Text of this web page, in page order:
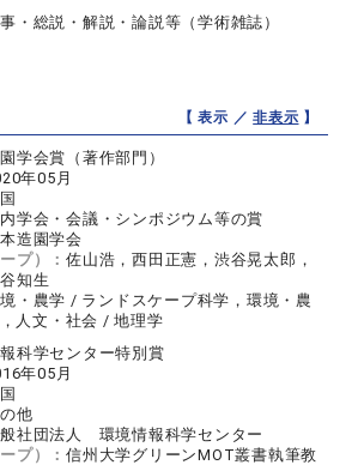
・総説・解説・論説等（学術雑誌）
【 表示 ／非表示 】
学会賞（著作部門）
年05月
学会・会議・シンポジウム等の賞
造園学会
プ）：佐山浩，西田正憲，渋谷晃太郎，
知生
・農学 / ランドスケープ科学，環境・農
人文・社会 / 地理学
科学センター特別賞
年05月
他
社団法人 環境情報科学センター
プ）：信州大学グリーンMOT叢書執筆教